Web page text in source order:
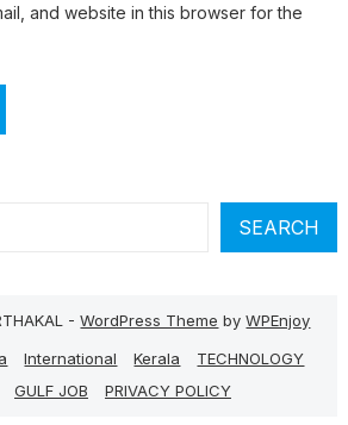
and website in this browser for the
SEARCH
-WordPress Theme byWPEnjoy
International Kerala
TECHNOLOGY
GULF JOB PRIVACY POLICY